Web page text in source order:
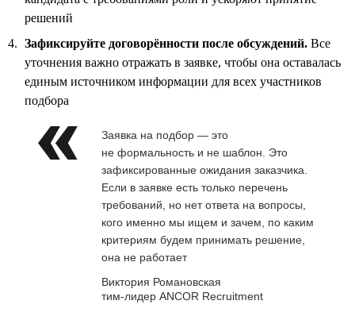
решений
Зафиксируйте договорённости после обсуждений. Все
уточнения важно отражать в заявке, чтобы она оставалась
единым источником информации для всех участников
подбора
Заявка на подбор — это
не формальность и не шаблон. Это
зафиксированные ожидания заказчика.
Если в заявке есть только перечень
требований, но нет ответа на вопросы,
кого именно мы ищем и зачем, по каким
критериям будем принимать решение,
она не работает
Виктория Романовская
тим-лидер ANCOR Recruitment